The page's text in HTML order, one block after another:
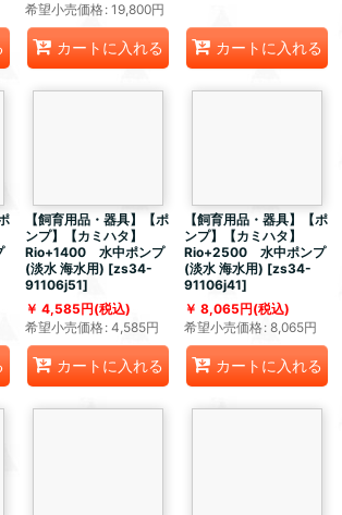
希望小売価格: 19,800円
カートに入れる カートに入れる
【飼育用品・器具】【ポ
ンプ】【カミハタ】
Rio+1400 水中ポンプ
(淡水 海水用) [zs34-
91106j51]
4,585円(税込)
希望小売価格: 4,585円
カートに入れる
【飼育用品・器具】【ポ
ンプ】【カミハタ】
Rio+2500 水中ポンプ
(淡水 海水用) [zs34-
91106j41]
8,065円(税込)
希望小売価格: 8,065円
カートに入れる